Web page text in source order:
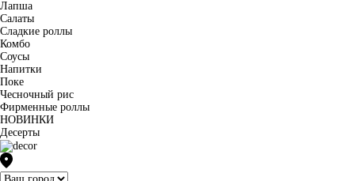
Лапша
Салаты
Сладкие роллы
Комбо
Соусы
Напитки
Поке
Чесночный рис
Фирменные роллы
НОВИНКИ
Десерты